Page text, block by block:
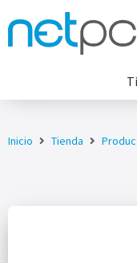
Inicio Tienda